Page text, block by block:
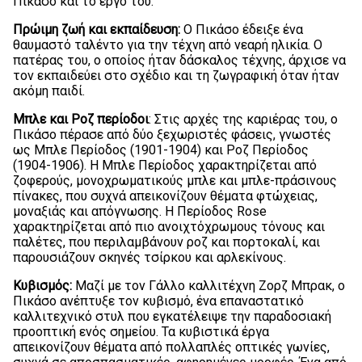
Πρώιμη ζωή και εκπαίδευση: Ο Πικάσο έδειξε ένα
θαυμαστό ταλέντο για την τέχνη από νεαρή ηλικία. Ο
πατέρας του, ο οποίος ήταν δάσκαλος τέχνης, άρχισε να
τον εκπαιδεύει στο σχέδιο και τη ζωγραφική όταν ήταν
ακόμη παιδί.
Μπλε και Ροζ περίοδοι: Στις αρχές της καριέρας του, ο
Πικάσο πέρασε από δύο ξεχωριστές φάσεις, γνωστές
ως Μπλε Περίοδος (1901-1904) και Ροζ Περίοδος
(1904-1906). Η Μπλε Περίοδος χαρακτηρίζεται από
ζοφερούς, μονοχρωματικούς μπλε και μπλε-πράσινους
πίνακες, που συχνά απεικονίζουν θέματα φτώχειας,
μοναξιάς και απόγνωσης. Η Περίοδος Rose
χαρακτηρίζεται από πιο ανοιχτόχρωμους τόνους και
παλέτες, που περιλαμβάνουν ροζ και πορτοκαλί, και
παρουσιάζουν σκηνές τσίρκου και αρλεκίνους.
Κυβισμός: Μαζί με τον Γάλλο καλλιτέχνη Ζορζ Μπρακ, ο
Πικάσο ανέπτυξε τον κυβισμό, ένα επαναστατικό
καλλιτεχνικό στυλ που εγκατέλειψε την παραδοσιακή
προοπτική ενός σημείου. Τα κυβιστικά έργα
απεικονίζουν θέματα από πολλαπλές οπτικές γωνίες,